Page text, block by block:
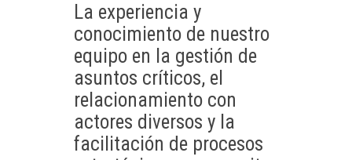
La experiencia y
conocimiento de nuestro
equipo en la gestión de
asuntos críticos, el
relacionamiento con
actores diversos y la
facilitación de procesos